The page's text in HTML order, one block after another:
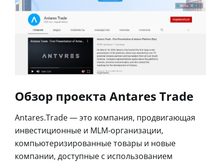
Обзор проекта Antares Trade
Antares.Trade — это компания, продвигающая
инвестиционные и MLM-организации,
компьютеризированные товары и новые
компании, доступные с использованием